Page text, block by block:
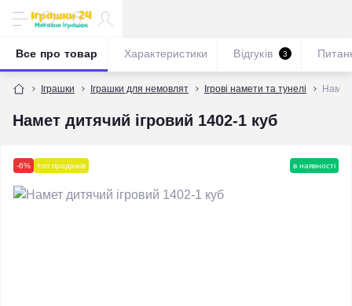
Іграшки Іграшки для немовлят Ігрові намети та тунелі Намет
Намет дитячий ігровий 1402-1 куб
Все про товар Характеристики Відгуків 3
-6% топ продажів в наявності